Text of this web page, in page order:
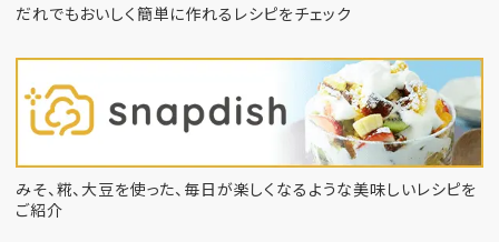
だれでもおいしく簡単に作れるレシピをチェック
みそ、糀、大豆を使った、毎日が楽しくなるような美味しいレシピを
ご紹介